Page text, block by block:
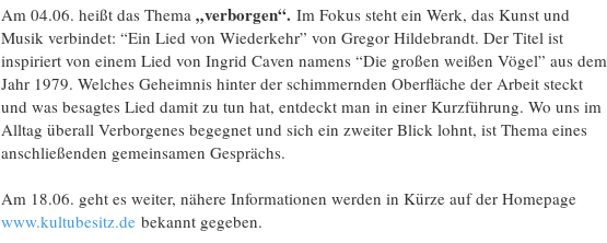
Am 04.06. heißt das Thema „verborgen“. Im Fokus steht ein Werk, das Kunst und
Musik verbindet: “Ein Lied von Wiederkehr” von Gregor Hildebrandt. Der Titel ist
inspiriert von einem Lied von Ingrid Caven namens “Die großen weißen Vögel” aus dem
Jahr 1979. Welches Geheimnis hinter der schimmernden Oberfläche der Arbeit steckt
und was besagtes Lied damit zu tun hat, entdeckt man in einer Kurzführung. Wo uns im
Alltag überall Verborgenes begegnet und sich ein zweiter Blick lohnt, ist Thema eines
anschließenden gemeinsamen Gesprächs.
Am 18.06. geht es weiter, nähere Informationen werden in Kürze auf der Homepage
www.kultubesitz.debekannt gegeben.